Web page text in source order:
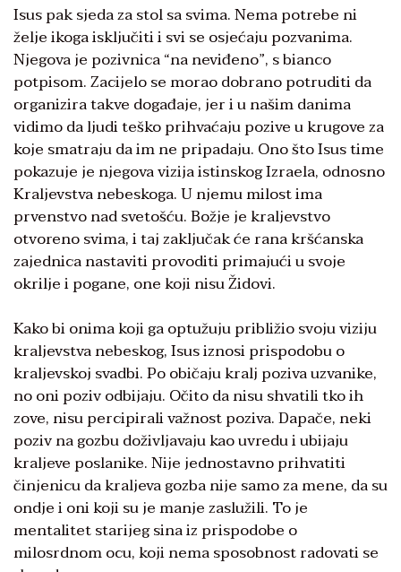
Isus pak sjeda za stol sa svima. Nema potrebe ni
želje ikoga isključiti i svi se osjećaju pozvanima.
Njegova je pozivnica “na neviđeno”, s bianco
potpisom. Zacijelo se morao dobrano potruditi da
organizira takve događaje, jer i u našim danima
vidimo da ljudi teško prihvaćaju pozive u krugove za
koje smatraju da im ne pripadaju. Ono što Isus time
pokazuje je njegova vizija istinskog Izraela, odnosno
Kraljevstva nebeskoga. U njemu milost ima
prvenstvo nad svetošću. Božje je kraljevstvo
otvoreno svima, i taj zaključak će rana kršćanska
zajednica nastaviti provoditi primajući u svoje
okrilje i pogane, one koji nisu Židovi.
Kako bi onima koji ga optužuju približio svoju viziju
kraljevstva nebeskog, Isus iznosi prispodobu o
kraljevskoj svadbi. Po običaju kralj poziva uzvanike,
no oni poziv odbijaju. Očito da nisu shvatili tko ih
zove, nisu percipirali važnost poziva. Dapače, neki
poziv na gozbu doživljavaju kao uvredu i ubijaju
kraljeve poslanike. Nije jednostavno prihvatiti
činjenicu da kraljeva gozba nije samo za mene, da su
ondje i oni koji su je manje zaslužili. To je
mentalitet starijeg sina iz prispodobe o
milosrdnom ocu, koji nema sposobnost radovati se